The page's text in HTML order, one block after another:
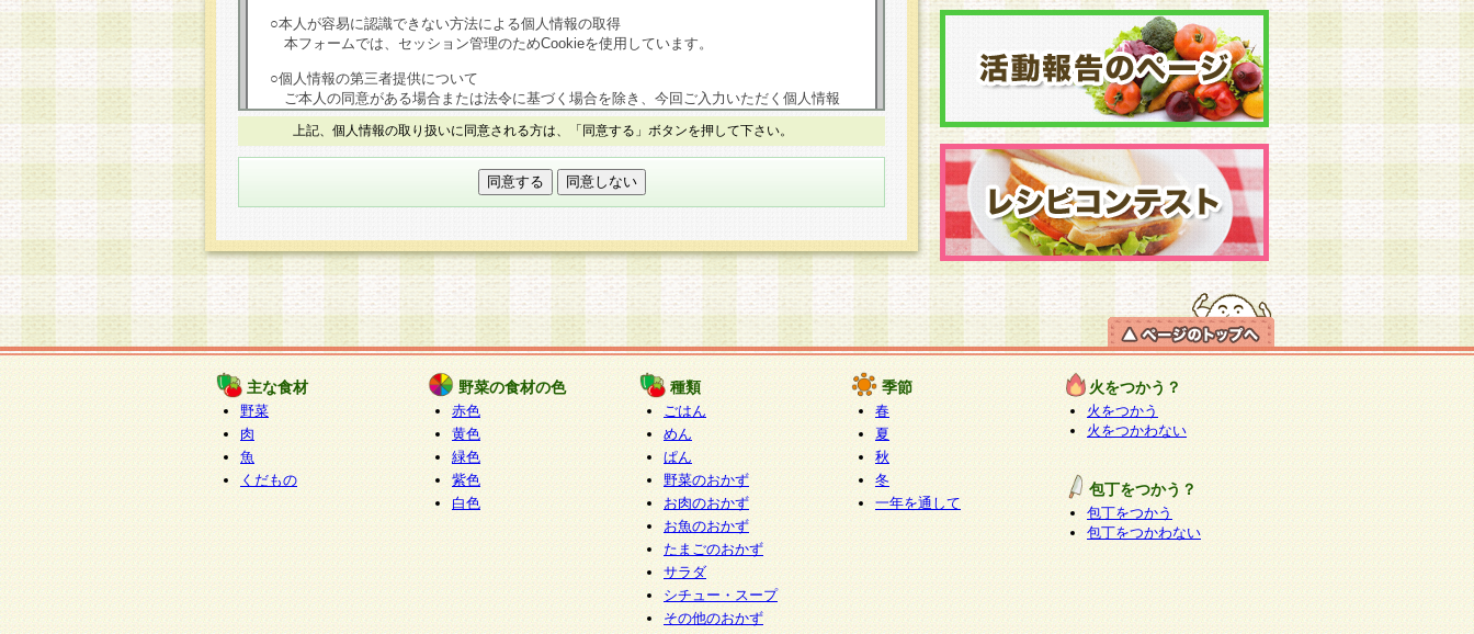
○本人が容易に認識できない方法による個人情報の取得
本フォームでは、セッション管理のためCookieを使用しています。
○個人情報の第三者提供について
ご本人の同意がある場合または法令に基づく場合を除き、今回ご入力いただく個人情報
は第三者に提供しません。
個人情報の取り扱いを外部に委託する場合は、当社が規定する個人情報管理基準を満た
す企業を選定して委託を行い、適切な取り扱いが行われるよう監督します。
本人からの求めにより、当社が本件により取得した開示対象個人情報の利用目的の通
知・開示・内容の訂正・追加または削除・利用の停止・消去及び第三者への提供の禁止
（以下、総称して「開示等」といいます。）に応じます。
開示等に応じる窓口は以下になります。
ぱくすく食堂個人情報お客様相談窓口
paku-info@pakusuku.com
個人情報を与えることは任意ですが、個人情報の取扱いについて同意をいただけない場
合には、当社のサービスの提供、お客様からのお問い合わせ・ご相談への対応ができな
い場合がございますのでご了承ください。
上記、個人情報の取り扱いに同意される方は、「同意する」ボタンを押して下さい。
主な食材
野菜
肉
魚
くだもの
野菜の食材の色
赤色
黄色
緑色
紫色
白色
種類
ごはん
めん
ぱん
野菜のおかず
お肉のおかず
お魚のおかず
たまごのおかず
サラダ
シチュー・スープ
その他のおかず
季節
春
夏
秋
冬
一年を通して
火をつかう？
火をつかう
火をつかわない
包丁をつかう？
包丁をつかう
包丁をつかわない